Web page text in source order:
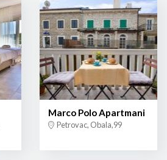
Marco Polo Apartmani
Petrovac, Obala,99